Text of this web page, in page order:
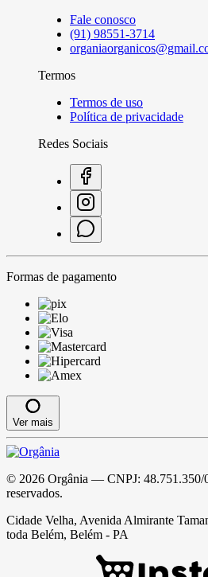
Fale conosco
(91) 98551-3714
Termos
Termos de uso
Política de privacidade
Redes Sociais
Formas de pagamento
Ver mais
© 2026 Orgânia — CNPJ: 48.751.350/
reservados.
Cidade Velha, Avenida Almirante
toda Belém, Belém - PA